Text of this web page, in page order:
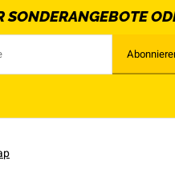
SONDERANGEBOTE